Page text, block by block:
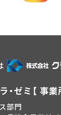
・ゼミ【 事業
部門